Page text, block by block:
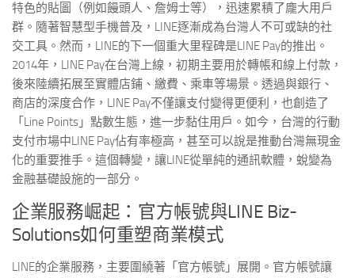
特色的貼圖（例如饅頭人、詹姆士等），迅速累積了龐大用戶
群。隨著智慧型手機普及，LINE逐漸成為台灣人不可或缺的社
交工具。然而，LINE的下一個重大里程碑是LINE Pay的推出。
2014年，LINE Pay在台灣上線，初期主要用於轉帳和線上付款，
後來陸續拓展至實體店鋪、繳費、乘車等場景。透過與銀行、
商店的深度合作，LINE Pay不僅讓支付變得更便利，也創造了
「Line Points」點數生態，進一步黏住用戶。如今，台灣的行動
支付市場中LINE Pay佔有率極高，甚至可以說是推動台灣無現金
化的重要推手。這個轉變，讓LINE從單純的通訊軟體，蛻變為
金融基礎設施的一部分。
企業服務崛起：官方帳號與LINE Biz-
Solutions如何重塑商業模式
LINE的企業服務，主要圍繞著「官方帳號」展開。官方帳號讓